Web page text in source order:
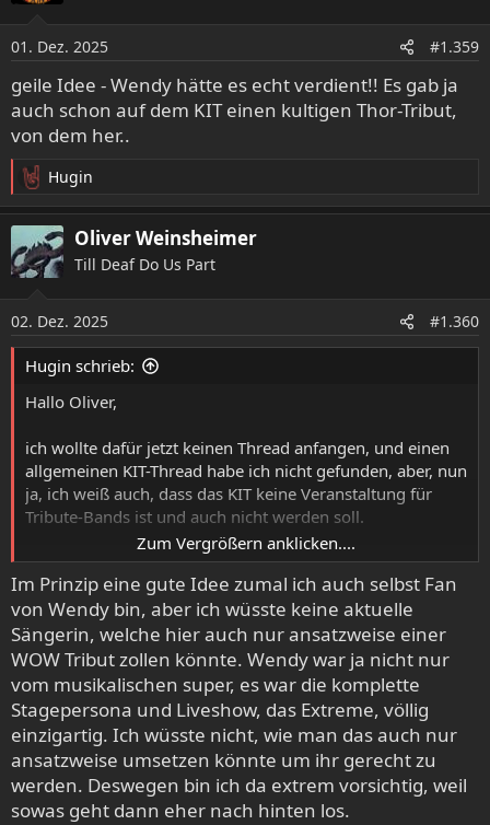
o
n
e
n
:
01. Dez. 2025 #1.359
geile Idee - Wendy hätte es echt verdient!! Es gab ja
auch schon auf dem KIT einen kultigen Thor-Tribut,
von dem her..
R
e
a
k
t
n
e
n
Hugin
Oliver Weinsheimer
Till Deaf Do Us Part
02. Dez. 2025 #1.360
Hugin schrieb:
Hallo Oliver,
ich wollte dafür jetzt keinen Thread anfangen, und einen
allgemeinen KIT-Thread habe ich nicht gefunden, aber, nun
ja, ich weiß auch, dass das KIT keine Veranstaltung für
Tribute-Bands ist und auch nicht werden soll.
Trotzdem gab es ja schon den einen oder anderen
vereinzelten feinen Tribut, der auch wirklich toll war, und
so geht mir gerade im Kopf herum, dass ich gerne mal
einen Gig mit einem Tribut an WENDY O. WILLIAMS bzw.
PLASMATICS sehen würde. Wendy ist bald 30 Jahre tot,
und sie war eine völlig einzigartige Künstlerin, und es
wäre wahrlich kein Mainstream-Ding... Gerade in den
letzten Jahren wird echt nimmer viel über Wendy und ihre
Musik geredet, habe ich das Gefühl, und es wäre schön,
wenn diese Songs nochmal live in unseren Breiten gefeiert
werden könnten.
Zum Vergrößern anklicken....
Im Prinzip eine gute Idee zumal ich auch selbst Fan
von Wendy bin, aber ich wüsste keine aktuelle
Sängerin, welche hier auch nur ansatzweise einer
WOW Tribut zollen könnte. Wendy war ja nicht nur
vom musikalischen super, es war die komplette
Stagepersona und Liveshow, das Extreme, völlig
einzigartig. Ich wüsste nicht, wie man das auch nur
ansatzweise umsetzen könnte um ihr gerecht zu
werden. Deswegen bin ich da extrem vorsichtig, weil
sowas geht dann eher nach hinten los.